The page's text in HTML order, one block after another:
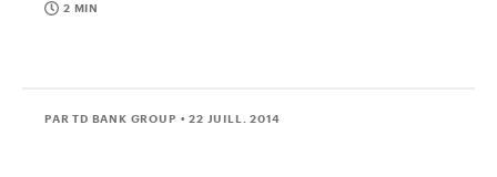
2 MIN
PAR TD BANK GROUP • 22 JUILL. 2014